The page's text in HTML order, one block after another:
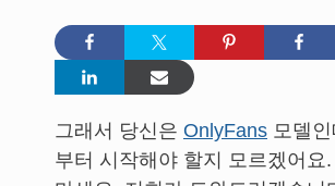
그래서 당신은 OnlyFans 모델
부터 시작해야 할지 모르겠어요.